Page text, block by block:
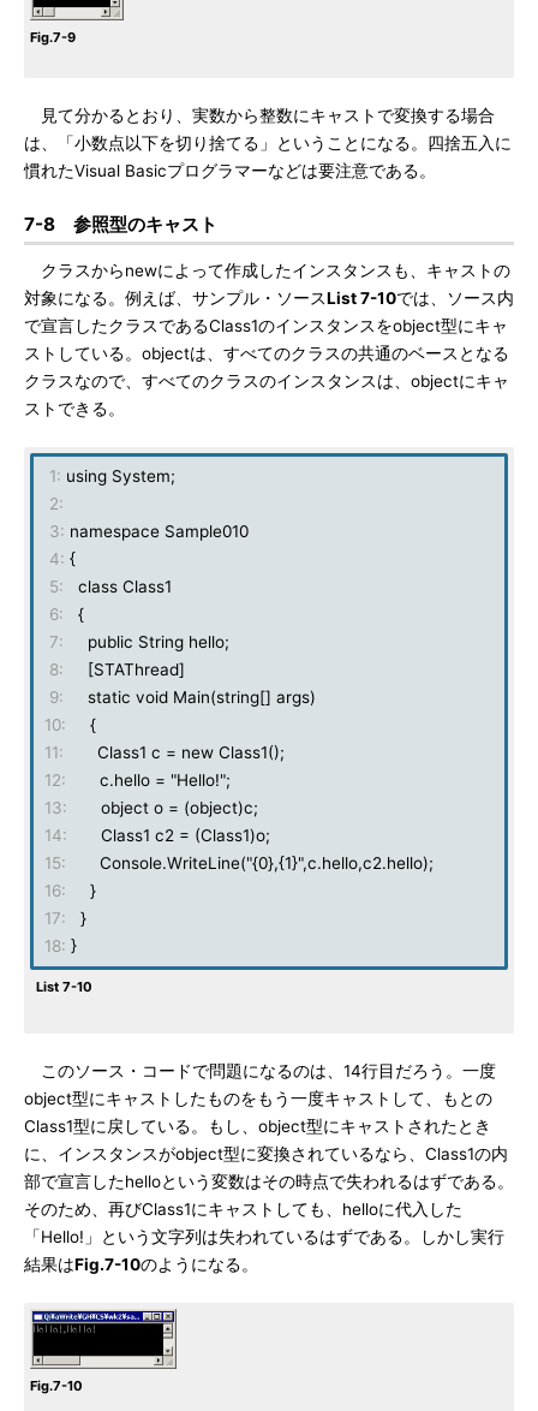
Fig.7-9
見て分かるとおり、実数から整数にキャストで変換する場合
は、「小数点以下を切り捨てる」ということになる。四捨五入に
慣れたVisual Basicプログラマーなどは要注意である。
7-8 参照型のキャスト
クラスからnewによって作成したインスタンスも、キャストの
対象になる。例えば、サンプル・ソースList 7-10では、ソース内
で宣言したクラスであるClass1のインスタンスをobject型にキャ
ストしている。objectは、すべてのクラスの共通のベースとなる
クラスなので、すべてのクラスのインスタンスは、objectにキャ
ストできる。
1: using System;
2:
3: namespace Sample010
4: {
5:
class Class1
6:
{
7:
public String hello;
8:
[STAThread]
9:
static void Main(string[] args)
10:
{
11:
Class1 c = new Class1();
12:
c.hello = "Hello!";
13:
object o = (object)c;
14:
Class1 c2 = (Class1)o;
15:
Console.WriteLine("{0},{1}",c.hello,c2.hello);
16:
}
17:
}
18: }
List 7-10
このソース・コードで問題になるのは、14行目だろう。一度
object型にキャストしたものをもう一度キャストして、もとの
Class1型に戻している。もし、object型にキャストされたとき
に、インスタンスがobject型に変換されているなら、Class1の内
部で宣言したhelloという変数はその時点で失われるはずである。
そのため、再びClass1にキャストしても、helloに代入した
「Hello!」という文字列は失われているはずである。しかし実行
結果はFig.7-10のようになる。
Fig.7-10